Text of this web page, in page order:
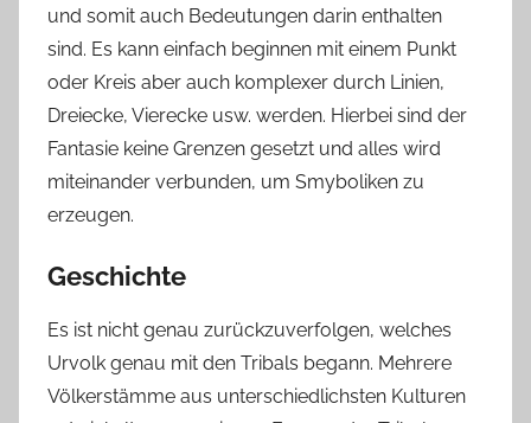
und somit auch Bedeutungen darin enthalten
sind. Es kann einfach beginnen mit einem Punkt
oder Kreis aber auch komplexer durch Linien,
Dreiecke, Vierecke usw. werden. Hierbei sind der
Fantasie keine Grenzen gesetzt und alles wird
miteinander verbunden, um Smyboliken zu
erzeugen.
Geschichte
Es ist nicht genau zurückzuverfolgen, welches
Urvolk genau mit den Tribals begann. Mehrere
Völkerstämme aus unterschiedlichsten Kulturen